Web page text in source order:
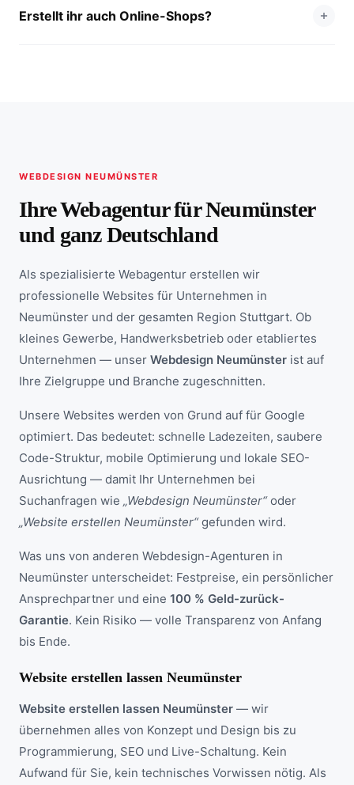
Erstellt ihr auch Online-Shops?
WEBDESIGN NEUMÜNSTER
Ihre Webagentur für Neumünster
und ganz Deutschland
Als spezialisierte Webagentur erstellen wir
professionelle Websites für Unternehmen in
Neumünster und der gesamten Region Stuttgart. Ob
kleines Gewerbe, Handwerksbetrieb oder etabliertes
Unternehmen — unser Webdesign Neumünster ist auf
Ihre Zielgruppe und Branche zugeschnitten.
Unsere Websites werden von Grund auf für Google
optimiert. Das bedeutet: schnelle Ladezeiten, saubere
Code-Struktur, mobile Optimierung und lokale SEO-
Ausrichtung — damit Ihr Unternehmen bei
Suchanfragen wie „Webdesign Neumünster“oder
„Website erstellen Neumünster“gefunden wird.
Was uns von anderen Webdesign-Agenturen in
Neumünster unterscheidet: Festpreise, ein persönlicher
Ansprechpartner und eine 100 % Geld-zurück-
Garantie. Kein Risiko — volle Transparenz von Anfang
bis Ende.
Website erstellen lassen Neumünster
Website erstellen lassen Neumünster — wir
übernehmen alles von Konzept und Design bis zu
Programmierung, SEO und Live-Schaltung. Kein
Aufwand für Sie, kein technisches Vorwissen nötig. Als